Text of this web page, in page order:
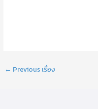
← Previous เรื่อง